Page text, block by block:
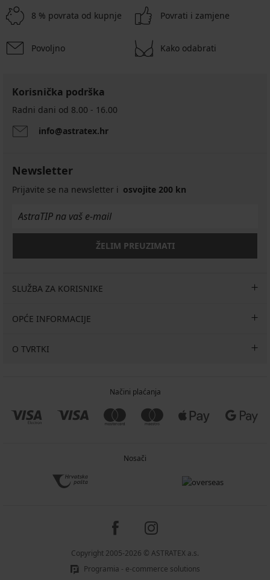
8 % povrata od kupnje Povrati i zamjene
Povoljno Kako odabrati
Korisnička podrška
Radni dani od 8.00 - 16.00
info@astratex.hr
Newsletter
Prijavite se na newsletter i osvojite 200 kn
ŽELIM PREUZIMATI
SLUŽBA ZA KORISNIKE
OPĆE INFORMACIJE
O TVRTKI
Načini plaćanja
Nosači
Copyright 2005-2026 © ASTRATEX a.s.
Programia - e-commerce solutions